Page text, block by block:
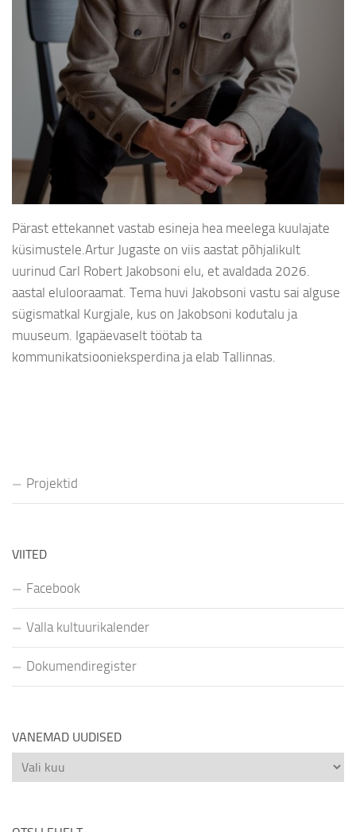
Pärast ettekannet vastab esineja hea meelega kuulajate
küsimustele.Artur Jugaste on viis aastat põhjalikult
uurinud Carl Robert Jakobsoni elu, et avaldada 2026.
aastal elulooraamat. Tema huvi Jakobsoni vastu sai alguse
sügismatkal Kurgjale, kus on Jakobsoni kodutalu ja
muuseum. Igapäevaselt töötab ta
kommunikatsioonieksperdina ja elab Tallinnas.
Projektid
VIITED
Facebook
Valla kultuurikalender
Dokumendiregister
VANEMAD UUDISED
Vanemad
uudised